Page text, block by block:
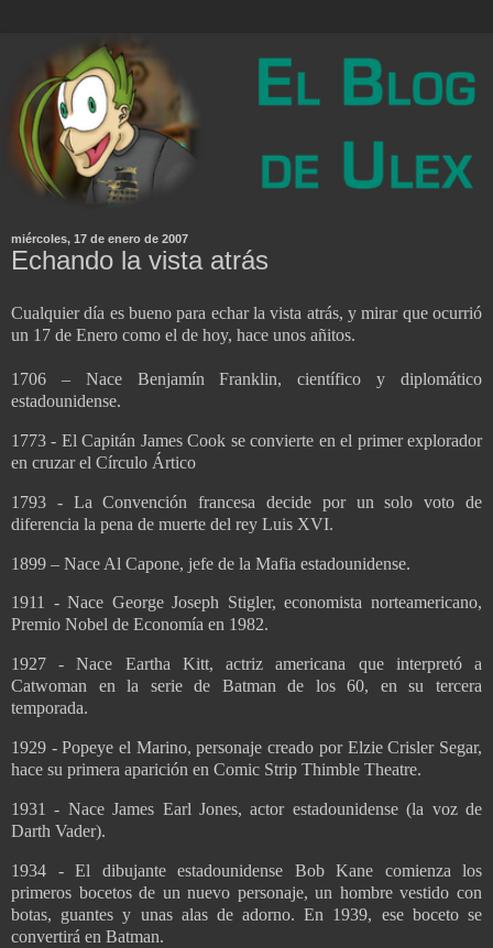
miércoles, 17 de enero de 2007
Echando la vista atrás
Cualquier día es bueno para echar la vista atrás, y mirar que ocurrió
un 17 de Enero como el de hoy, hace unos añitos.
1706 – Nace Benjamín Franklin, científico y diplomático
estadounidense.
1773 - El Capitán James Cook se convierte en el primer explorador
en cruzar el Círculo Ártico
1793 - La Convención francesa decide por un solo voto de
diferencia la pena de muerte del rey Luis XVI.
1899 – Nace Al Capone, jefe de la Mafia estadounidense.
1911 - Nace George Joseph Stigler, economista norteamericano,
Premio Nobel de Economía en 1982.
1927 - Nace Eartha Kitt, actriz americana que interpretó a
Catwoman en la serie de Batman de los 60, en su tercera
temporada.
1929 - Popeye el Marino, personaje creado por Elzie Crisler Segar,
hace su primera aparición en Comic Strip Thimble Theatre.
1931 - Nace James Earl Jones, actor estadounidense (la voz de
Darth Vader).
1934 - El dibujante estadounidense Bob Kane comienza los
primeros bocetos de un nuevo personaje, un hombre vestido con
botas, guantes y unas alas de adorno. En 1939, ese boceto se
convertirá en Batman.